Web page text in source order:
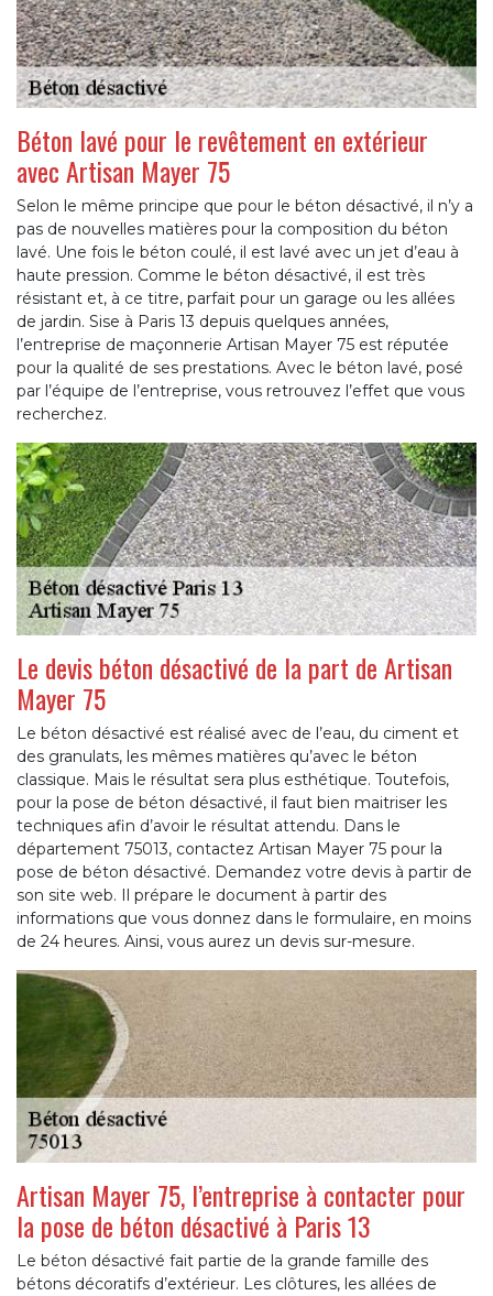
Béton lavé pour le revêtement en extérieur
avec Artisan Mayer 75
Selon le même principe que pour le béton désactivé, il n’y a
pas de nouvelles matières pour la composition du béton
lavé. Une fois le béton coulé, il est lavé avec un jet d’eau à
haute pression. Comme le béton désactivé, il est très
résistant et, à ce titre, parfait pour un garage ou les allées
de jardin. Sise à Paris 13 depuis quelques années,
l’entreprise de maçonnerie Artisan Mayer 75 est réputée
pour la qualité de ses prestations. Avec le béton lavé, posé
par l’équipe de l’entreprise, vous retrouvez l’effet que vous
recherchez.
Le devis béton désactivé de la part de Artisan
Mayer 75
Le béton désactivé est réalisé avec de l’eau, du ciment et
des granulats, les mêmes matières qu’avec le béton
classique. Mais le résultat sera plus esthétique. Toutefois,
pour la pose de béton désactivé, il faut bien maitriser les
techniques afin d’avoir le résultat attendu. Dans le
département 75013, contactez Artisan Mayer 75 pour la
pose de béton désactivé. Demandez votre devis à partir de
son site web. Il prépare le document à partir des
informations que vous donnez dans le formulaire, en moins
de 24 heures. Ainsi, vous aurez un devis sur-mesure.
Artisan Mayer 75, l’entreprise à contacter pour
la pose de béton désactivé à Paris 13
Le béton désactivé fait partie de la grande famille des
bétons décoratifs d’extérieur. Les clôtures, les allées de